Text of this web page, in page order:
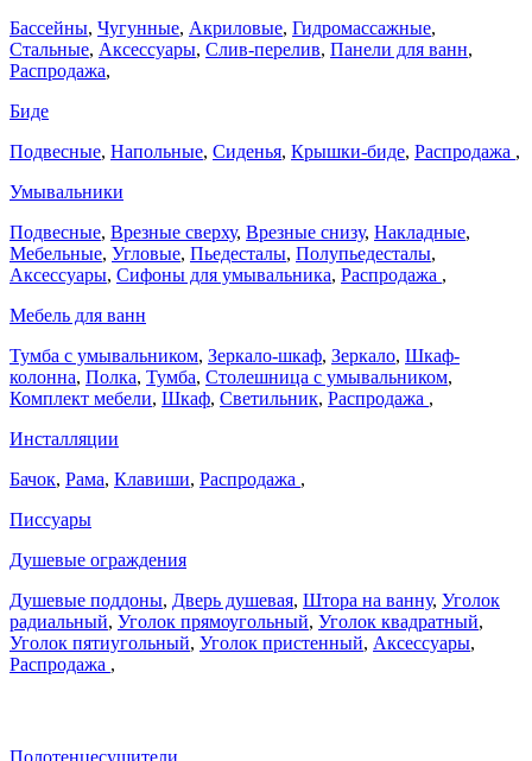
Бассейны, Чугунные, Акриловые, Гидромассажные,
Стальные, Аксессуары, Слив-перелив, Панели для ванн,
Распродажа,
Биде
Подвесные, Напольные, Сиденья, Крышки-биде, Распродажа ,
Умывальники
Подвесные, Врезные сверху, Врезные снизу, Накладные,
Мебельные, Угловые, Пьедесталы, Полупьедесталы,
Аксессуары, Сифоны для умывальника, Распродажа ,
Мебель для ванн
Тумба с умывальником, Зеркало-шкаф, Зеркало, Шкаф-
колонна, Полка, Тумба, Столешница с умывальником,
Комплект мебели, Шкаф, Светильник, Распродажа ,
Инсталляции
Бачок, Рама, Клавиши, Распродажа ,
Писсуары
Душевые ограждения
Душевые поддоны, Дверь душевая, Штора на ванну, Уголок
радиальный, Уголок прямоугольный, Уголок квадратный,
Уголок пятиугольный, Уголок пристенный, Аксессуары,
Распродажа ,
Полотенцесушители